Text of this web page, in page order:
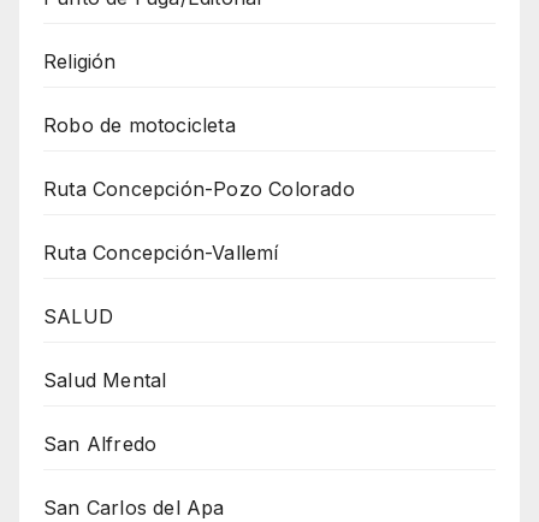
Religión
Robo de motocicleta
Ruta Concepción-Pozo Colorado
Ruta Concepción-Vallemí
SALUD
Salud Mental
San Alfredo
San Carlos del Apa